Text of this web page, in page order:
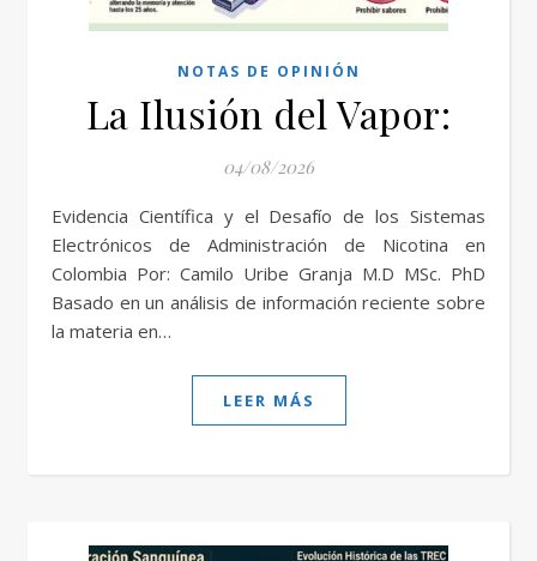
NOTAS DE OPINIÓN
La Ilusión del Vapor:
04/08/2026
Evidencia Científica y el Desafío de los Sistemas
Electrónicos de Administración de Nicotina en
Colombia Por: Camilo Uribe Granja M.D MSc. PhD
Basado en un análisis de información reciente sobre
la materia en…
LEER MÁS